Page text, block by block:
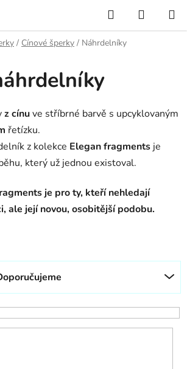
Hledat
KOŠÍK
/ Cínové šperky / Náhrdelníky
z cínuve stříbrné barvě s upcyklovaným
řetízku.
z kolekce Elegan fragments je
který už jednou existoval.
je pro ty, kteří nehledají
ale její novou, osobitější podobu.